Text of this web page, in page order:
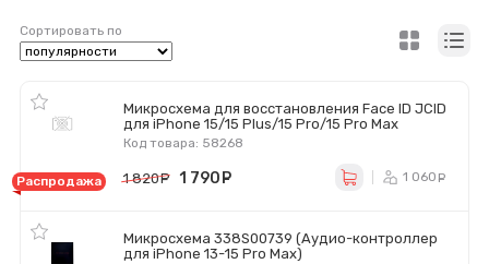
Сортировать по
Микросхема для восстановления Face ID JCID
для iPhone 15/15 Plus/15 Pro/15 Pro Max
Код товара: 58268
Распродажа 1 820 руб.
1 790 1 060
Микросхема 338S00739 (Аудио-контроллер
для iPhone 13-15 Pro Max)